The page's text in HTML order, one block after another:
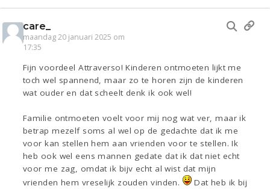
care_
maandag 20 januari 2025 om
17:35
Fijn voordeel Attraverso! Kinderen ontmoeten lijkt me
toch wel spannend, maar zo te horen zijn de kinderen
wat ouder en dat scheelt denk ik ook wel!
Familie ontmoeten voelt voor mij nog wat ver, maar ik
betrap mezelf soms al wel op de gedachte dat ik me
voor kan stellen hem aan vrienden voor te stellen. Ik
heb ook wel eens mannen gedate dat ik dat niet echt
voor me zag, omdat ik bijv echt al wist dat mijn
vrienden hem vreselijk zouden vinden.
Dat heb ik bij